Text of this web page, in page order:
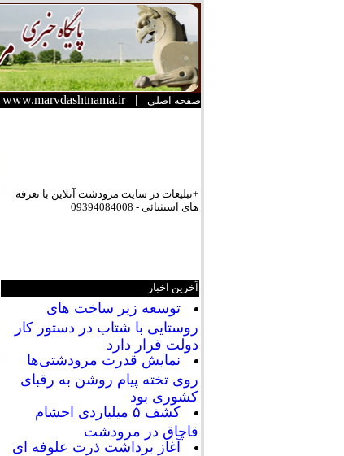
صفحه اصلی |
www.marvdashtnama.ir
+تبلیعات در سایت مرودشت آنلاین با تعرفه
های استثنائی - 09394084008
آخرین اخبار
توسعه زیر ساخت های
روستایی با شتاب در دستور کار
دولت قرار دارد
نمایش قدرت مرودشتی‌ها
روی تخته پیام روشن به رقبای
کشوری بود
کشف ۵ میلیاردی احشام
قاچاق در مرودشت
آغاز برداشت ذرت علوفه ای